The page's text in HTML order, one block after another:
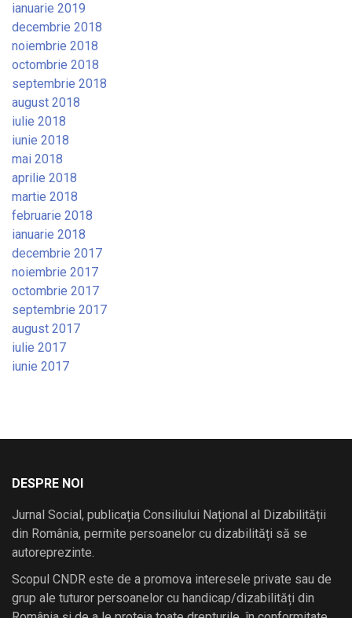
ianuarie 2019
decembrie 2018
noiembrie 2018
octombrie 2018
septembrie 2018
august 2018
iulie 2018
iunie 2018
mai 2018
aprilie 2018
martie 2018
februarie 2018
ianuarie 2018
decembrie 2017
noiembrie 2017
octombrie 2017
septembrie 2017
august 2017
iulie 2017
iunie 2017
DESPRE NOI
Jurnal Social, publicația Consiliului Național al Dizabilității
din România, permite persoanelor cu dizabilități să se
autoreprezinte.
Scopul CNDR este de a promova interesele private sau de
grup ale tuturor persoanelor cu handicap/dizabilități din